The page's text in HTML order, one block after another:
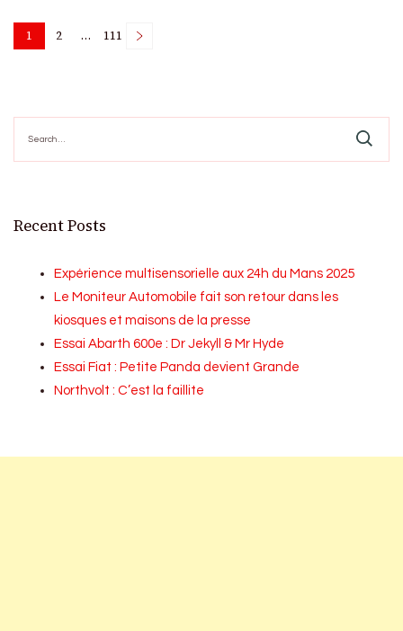
Posts
Page
1 Page
2 … Page
111
for:
Recent Posts
Expérience multisensorielle aux 24h du Mans 2025
Le Moniteur Automobile fait son retour dans les
kiosques et maisons de la presse
Essai Abarth 600e : Dr Jekyll & Mr Hyde
Essai Fiat : Petite Panda devient Grande
Northvolt : C’est la faillite